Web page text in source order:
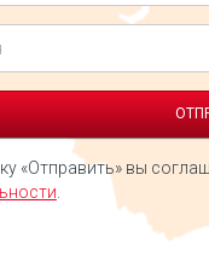
«Отправить» вы